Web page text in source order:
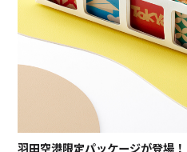
羽田空港限定パッケージが登場